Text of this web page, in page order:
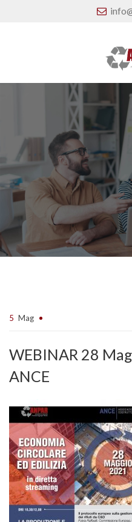
5 Mag
WEBINAR 28
ANCE